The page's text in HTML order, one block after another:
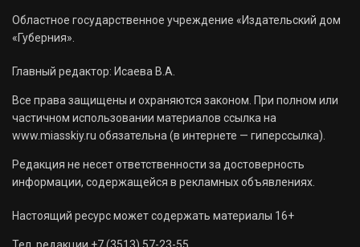
Областное государственное учреждение «Издательский дом
«Губерния».
Главный редактор: Исаева В.А.
Все права защищены и охраняются законом. При полном или
частичном использовании материалов ссылка на
www.miasskiy.ru обязательна (в интернете — гиперссылка).
Редакция не несет ответственности за достоверность
информации, содержащейся в рекламных объявлениях.
Настоящий ресурс может содержать материалы 16+